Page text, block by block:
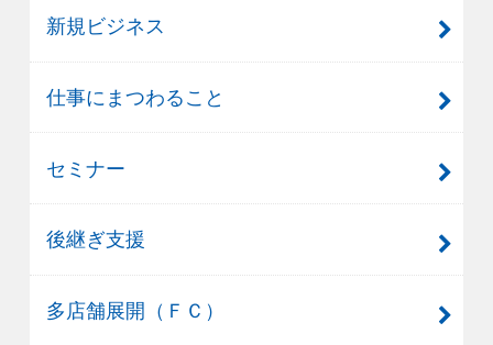
新規ビジネス
仕事にまつわること
セミナー
後継ぎ支援
多店舗展開（ＦＣ）